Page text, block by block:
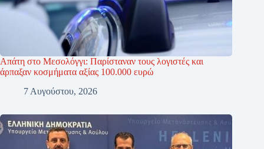
Απάτη στο Μεσολόγγι: Παρίσταναν τους λογιστές και
άρπαξαν κοσμήματα αξίας 100.000 ευρώ
7 Αυγούστου, 2026